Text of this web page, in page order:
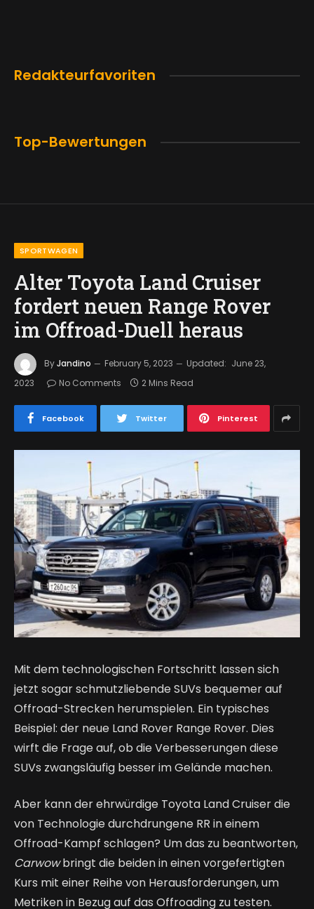
Redakteurfavoriten
Top-Bewertungen
SPORTWAGEN
Alter Toyota Land Cruiser
fordert neuen Range Rover
im Offroad-Duell heraus
ByJandino February 5, 2023 Updated: June 23,
2023
No Comments 2 Mins Read
Facebook Twitter Pinterest
Mit dem technologischen Fortschritt lassen sich
jetzt sogar schmutzliebende SUVs bequemer auf
Offroad-Strecken herumspielen. Ein typisches
Beispiel: der neue Land Rover Range Rover. Dies
wirft die Frage auf, ob die Verbesserungen diese
SUVs zwangsläufig besser im Gelände machen.
Aber kann der ehrwürdige Toyota Land Cruiser die
von Technologie durchdrungene RR in einem
Offroad-Kampf schlagen? Um das zu beantworten,
Carwowbringt die beiden in einen vorgefertigten
Kurs mit einer Reihe von Herausforderungen, um
Metriken in Bezug auf das Offroading zu testen.